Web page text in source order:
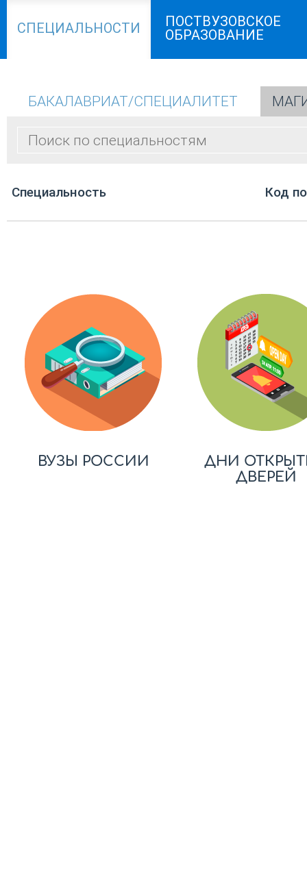
СПЕЦИАЛЬНОСТИ
ПОСТВУЗОВСКОЕ
ОБРАЗОВАНИЕ
БАКАЛАВРИАТ/СПЕЦИАЛИТЕТ
Cпециальность Код
ВУЗЫ РОССИИ
ДНИ
ДВЕРЕЙ